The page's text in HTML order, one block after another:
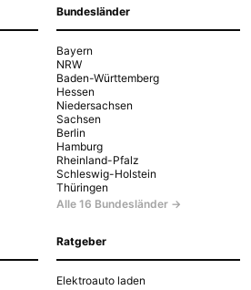
Bundesländer
Bayern
NRW
Baden-Württemberg
Hessen
Niedersachsen
Sachsen
Berlin
Hamburg
Rheinland-Pfalz
Schleswig-Holstein
Thüringen
Alle 16 Bundesländer →
Ratgeber
Elektroauto laden